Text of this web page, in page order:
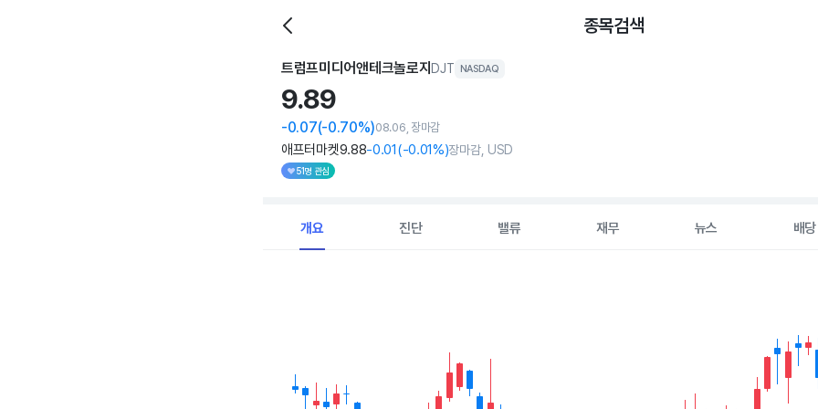
종목검색
트럼프미디어앤테크놀로지DJT NASDAQ
9.89
-0.07(-0.70%)08.06, 장마감
애프터마켓9.88-0.01(-0.01%)장마감, USD
51명 관심
개요 진단 밸류 재무 뉴스 배당
The chart has 1 X axis displaying Time. Data ranges from 2026-05-07 00:00:00 to